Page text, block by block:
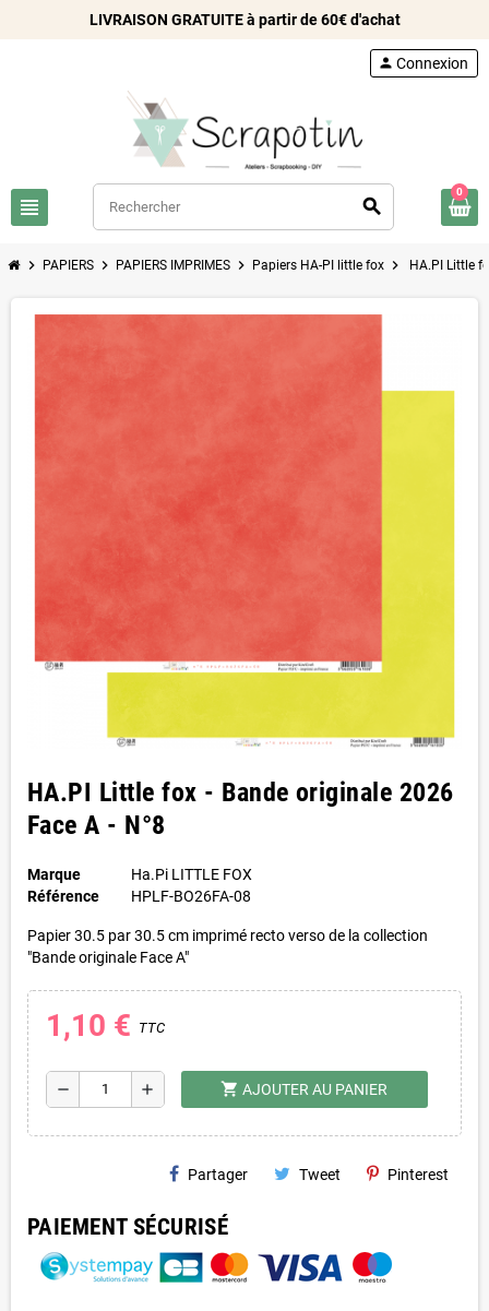
LIVRAISON GRATUITE à partir de 60€ d'achat
view_headline search
person Connexion
0
chevron_right PAPIERS chevron_right PAPIERS IMPRIMES chevron_right Papiers HA-PI little fox chevron_right HA.PI Little
HA.PI Little fox - Bande originale 2026
Face A - N°8
Marque
Ha.Pi LITTLE FOX
Référence
HPLF-BO26FA-08
Papier 30.5 par 30.5 cm imprimé recto verso de la collection
"Bande originale Face A"
1,10 € TTC
remove add shopping_cart AJOUTER AU PANIER
Partager Tweet Pinterest
PAIEMENT SÉCURISÉ